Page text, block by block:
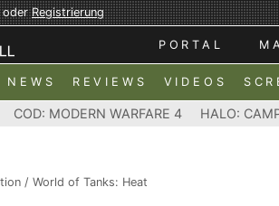
oderRegistrierung
PORTAL
NEWS REVIEWS VIDEOS
COD: MODERN WARFARE 4 HALO:
/ World of Tanks: Heat